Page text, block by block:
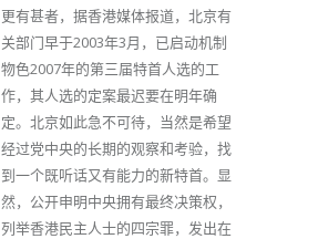
更有甚者，据香港媒体报道，北京有
关部门早于2003年3月，已启动机制
物色2007年的第三届特首人选的工
作，其人选的定案最迟要在明年确
定。北京如此急不可待，当然是希望
经过党中央的长期的观察和考验，找
到一个既听话又有能力的新特首。显
然，公开申明中央拥有最终决策权，
列举香港民主人士的四宗罪，发出在